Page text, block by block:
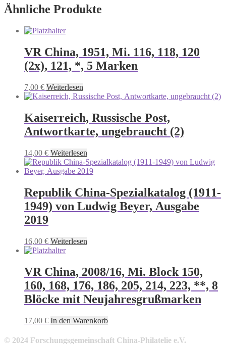
Ähnliche Produkte
VR China, 1951, Mi. 116, 118, 120
(2x), 121, *, 5 Marken
7,00 € Weiterlesen
Kaiserreich, Russische Post,
Antwortkarte, ungebraucht (2)
14,00 € Weiterlesen
Republik China-Spezialkatalog (1911-
1949) von Ludwig Beyer, Ausgabe
2019
16,00 € Weiterlesen
VR China, 2008/16, Mi. Block 150,
160, 168, 176, 186, 205, 214, 223, **, 8
Blöcke mit Neujahresgrußmarken
17,00 € In den Warenkorb
© 2024 Forschungsgemeinschaft China-Philatelie e.V.